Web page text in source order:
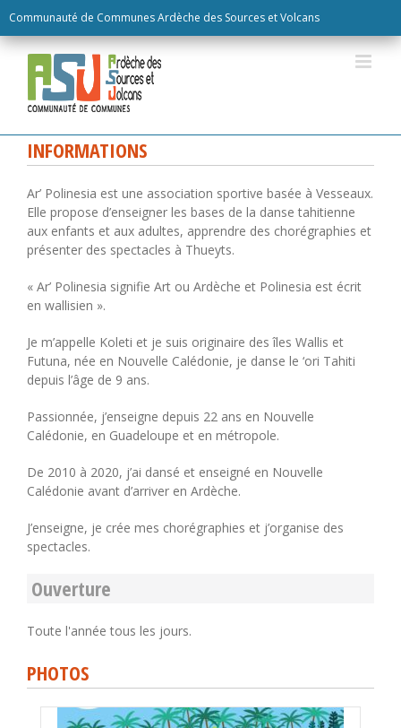
Communauté de Communes Ardèche des Sources et Volcans
to
content
INFORMATIONS
Ar’ Polinesia est une association sportive basée à Vesseaux.
Elle propose d’enseigner les bases de la danse tahitienne
aux enfants et aux adultes, apprendre des chorégraphies et
présenter des spectacles à Thueyts.
« Ar’ Polinesia signifie Art ou Ardèche et Polinesia est écrit
en wallisien ».
Je m’appelle Koleti et je suis originaire des îles Wallis et
Futuna, née en Nouvelle Calédonie, je danse le ‘ori Tahiti
depuis l’âge de 9 ans.
Passionnée, j’enseigne depuis 22 ans en Nouvelle
Calédonie, en Guadeloupe et en métropole.
De 2010 à 2020, j’ai dansé et enseigné en Nouvelle
Calédonie avant d’arriver en Ardèche.
J’enseigne, je crée mes chorégraphies et j’organise des
spectacles.
Ouverture
Toute l'année tous les jours.
PHOTOS